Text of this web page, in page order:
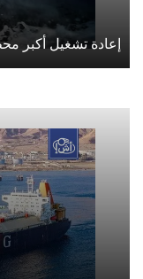
إعادة تشغيل أكبر